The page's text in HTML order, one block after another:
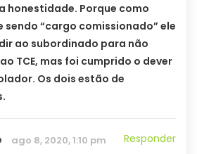
honestidade. Porque como
sendo “cargo comissionado” ele
ao subordinado para não
TCE, mas foi cumprido o dever
Os dois estão de
ago 8, 2020, 1:10 pm
Responder